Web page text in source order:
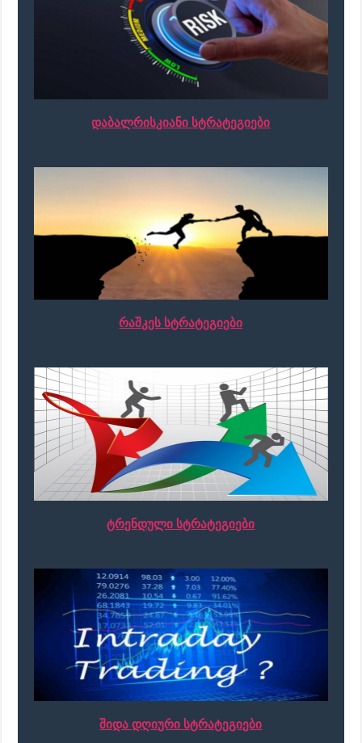
დაბალრისკიანი სტრატეგიები
რაშკეს სტრატეგიები
ტრენდული სტრატეგიები
შიდა დღიური სტრატეგიები